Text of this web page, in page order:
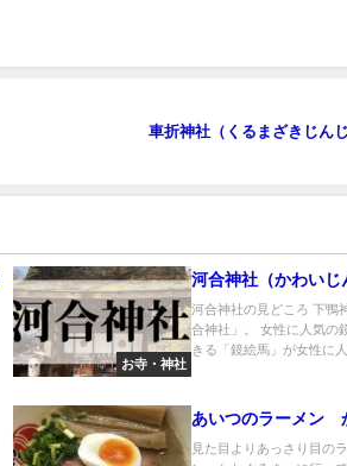
車折神社（くるまざきじんじ
お寺・神社
河合神社（かわいじ
河合神社の見どころ 下鴨
合神社」。 女性に人気の
きる「鏡絵馬」が女性に
あいつのラーメン
見た目よりあっさり目の